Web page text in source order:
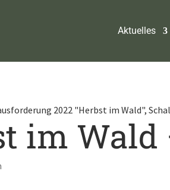
Aktuelles
im Wald